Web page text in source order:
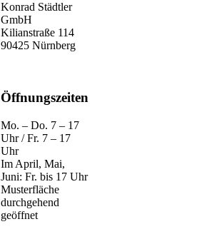
Konrad Städtler
GmbH
Kilianstraße 114
90425 Nürnberg
Öffnungszeiten
Mo. – Do. 7 – 17
Uhr / Fr. 7 – 17
Uhr
Im April, Mai,
Juni: Fr. bis 17 Uhr
Musterfläche
durchgehend
geöffnet